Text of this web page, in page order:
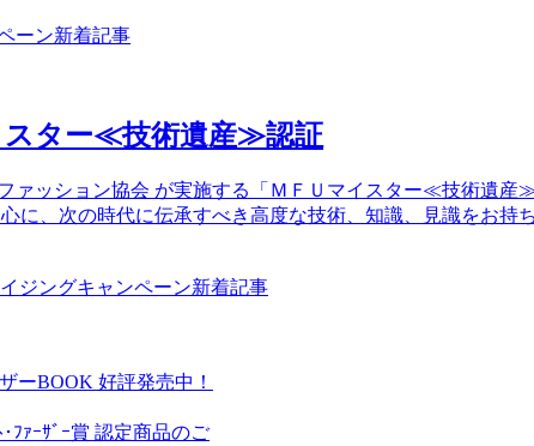
ーン新着記事
スター≪技術遺産≫認証
ァッション協会 が実施する「ＭＦＵマイスター≪技術遺産
に、次の時代に伝承すべき高度な技術、知識、見識をお持
ジングキャンペーン新着記事
ーBOOK 好評発売中！
･ﾌｧｰｻﾞｰ賞 認定商品のご